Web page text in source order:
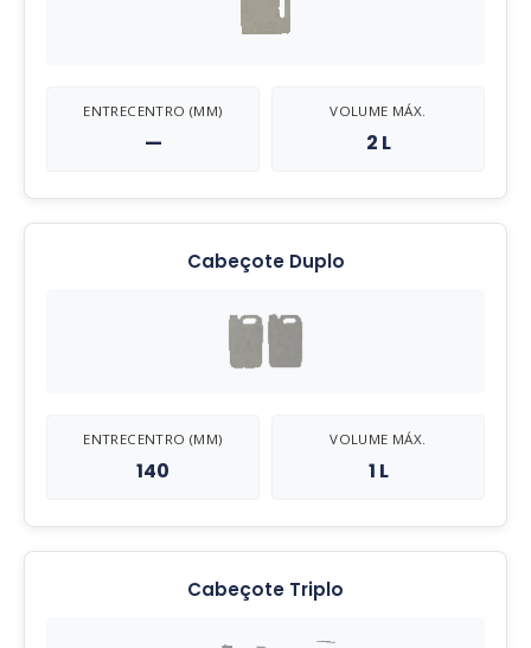
ENTRECENTRO (MM)
—
VOLUME MÁX.
2 L
Cabeçote Duplo
ENTRECENTRO (MM)
140
VOLUME MÁX.
1 L
Cabeçote Triplo